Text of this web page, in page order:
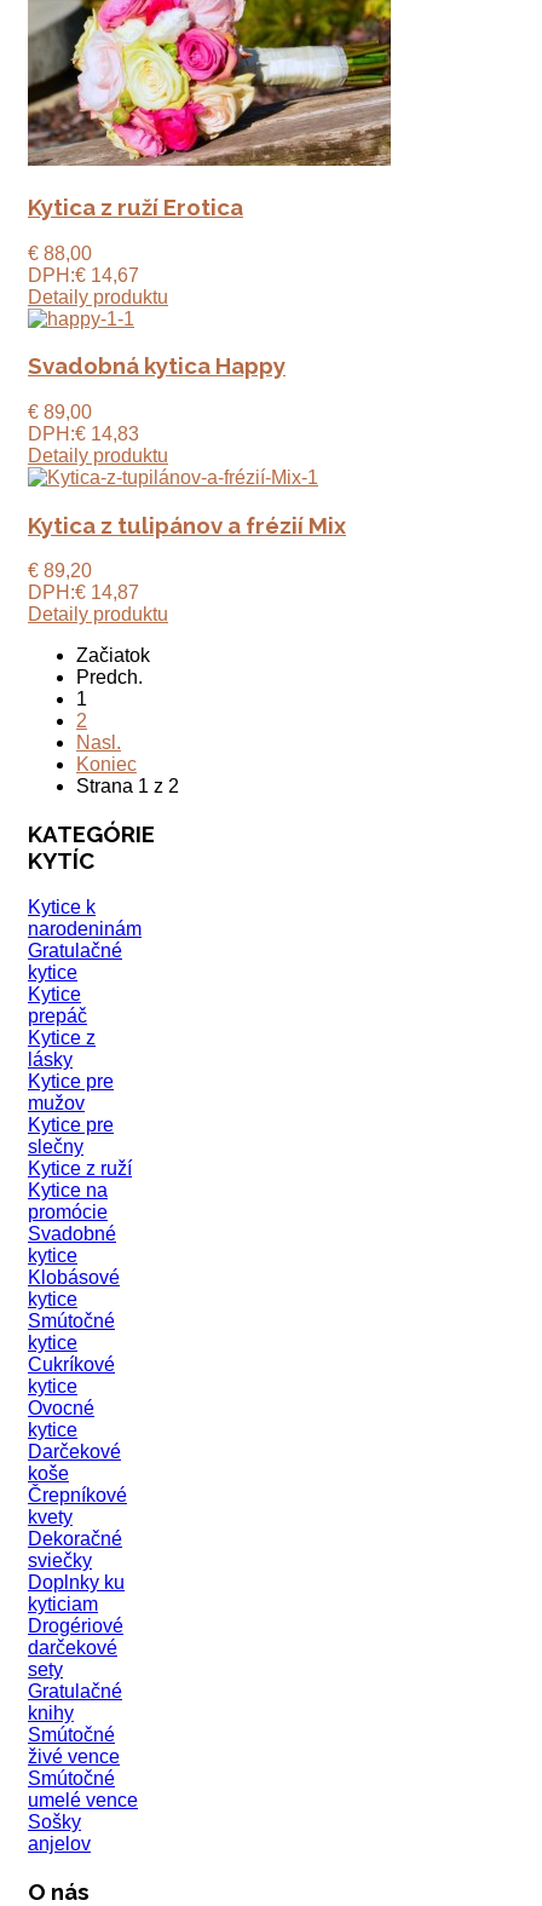
Kytica z ruží Erotica
€ 88,00
DPH:€ 14,67
Detaily produktu
Svadobná kytica Happy
€ 89,00
DPH:€ 14,83
Detaily produktu
Kytica z tulipánov a frézií Mix
€ 89,20
DPH:€ 14,87
Detaily produktu
Začiatok
Predch.
1
2
Nasl.
Koniec
Strana 1 z 2
KATEGÓRIE
KYTÍC
Kytice k
narodeninám
Gratulačné
kytice
Kytice
prepáč
Kytice z
lásky
Kytice pre
mužov
Kytice pre
slečny
Kytice z ruží
Kytice na
promócie
Svadobné
kytice
Klobásové
kytice
Smútočné
kytice
Cukríkové
kytice
Ovocné
kytice
Darčekové
koše
Črepníkové
kvety
Dekoračné
sviečky
Doplnky ku
kyticiam
Drogériové
darčekové
sety
Gratulačné
knihy
Smútočné
živé vence
Smútočné
umelé vence
Sošky
anjelov
O nás